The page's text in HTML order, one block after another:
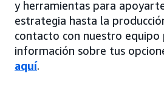
y herramientas para
estrategia hasta la
contacto con nuestro
información sobre tus
aquí.